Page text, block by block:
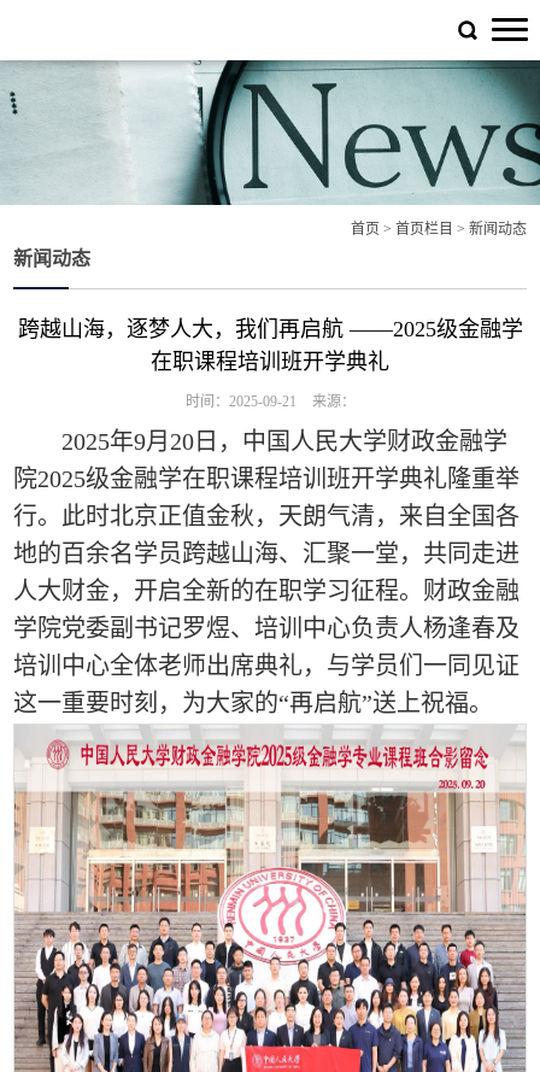
首页 > 首页栏目 > 新闻动态
新闻动态
跨越山海，逐梦人大，我们再启航 ——2025级金融学
在职课程培训班开学典礼
时间：2025-09-21 来源：
2025年9月20日，中国人民大学财政金融学
院2025级金融学在职课程培训班开学典礼隆重举
行。 此时北京正值金秋，天朗气清，来自全国各
地的百余名学员跨越山海、汇聚一堂，共同走进
人大财金，开启全新的在职学习征程。财政金融
学院党委副书记罗煜、培训中心负责人杨逢春及
培训中心全体老师出席典礼，与学员们一同见证
这一重要时刻，为大家的“再启航”送上祝福。